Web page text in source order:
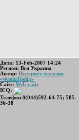
Дата: 13-Feb-2007 14:24
Регион: Вся Украина
Автор: Интернет-магазин
«ФлешТрейд»
Сайт: Web-сайт
ICQ:
Телефон 8(044)592-64-75; 585-
36-38